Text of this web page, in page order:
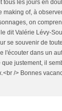
tous les jours en
making of, à
on
dit Valérie Lévy-
se souvenir de
l'écouter dans un
justement, il
/> Bonnes